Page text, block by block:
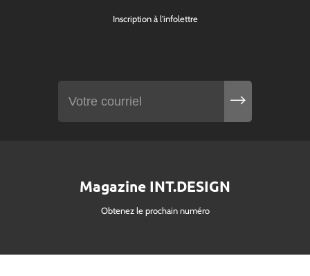
Inscription à l'infolettre
Magazine INT.DESIGN
Obtenez le prochain numéro